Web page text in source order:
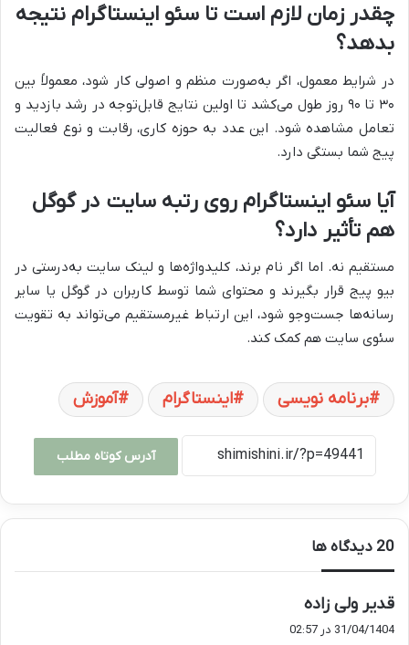
چقدر زمان لازم است تا سئو اینستاگرام نتیجه
بدهد؟
در شرایط معمول، اگر به‌صورت منظم و اصولی کار شود، معمولاً بین
۳۰ تا ۹۰ روز طول می‌کشد تا اولین نتایج قابل‌توجه در رشد بازدید و
تعامل مشاهده شود. این عدد به حوزه کاری، رقابت و نوع فعالیت
پیج شما بستگی دارد.
آیا سئو اینستاگرام روی رتبه سایت در گوگل
هم تأثیر دارد؟
مستقیم نه. اما اگر نام برند، کلیدواژه‌ها و لینک سایت به‌درستی در
بیو پیج قرار بگیرند و محتوای شما توسط کاربران در گوگل یا سایر
رسانه‌ها جست‌وجو شود، این ارتباط غیرمستقیم می‌تواند به تقویت
سئوی سایت هم کمک کند.
برنامه نویسی اینستاگرام آموزش
آدرس کوتاه مطلب
‫20 دیدگاه ها
قدیر ولی زاده
ف
31/04/1404 در 02:57